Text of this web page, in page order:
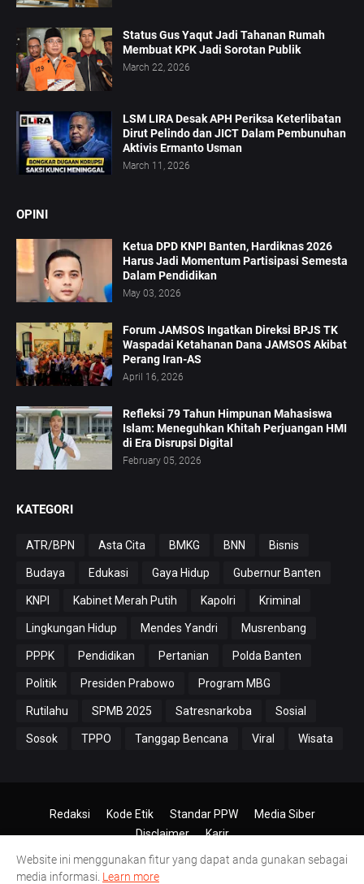
Status Gus Yaqut Jadi Tahanan Rumah
Membuat KPK Jadi Sorotan Publik
March 22, 2026
LSM LIRA Desak APH Periksa Keterlibatan
Dirut Pelindo dan JICT Dalam Pembunuhan
Aktivis Ermanto Usman
March 11, 2026
OPINI
Ketua DPD KNPI Banten, Hardiknas 2026
Harus Jadi Momentum Partisipasi Semesta
Dalam Pendidikan
May 03, 2026
Forum JAMSOS Ingatkan Direksi BPJS TK
Waspadai Ketahanan Dana JAMSOS Akibat
Perang Iran-AS
April 16, 2026
Refleksi 79 Tahun Himpunan Mahasiswa
Islam: Meneguhkan Khitah Perjuangan HMI
di Era Disrupsi Digital
February 05, 2026
KATEGORI
ATR/BPN Asta Cita BMKG BNN Bisnis
Budaya Edukasi Gaya Hidup Gubernur Banten
KNPI Kabinet Merah Putih Kapolri Kriminal
Lingkungan Hidup Mendes Yandri Musrenbang
PPPK Pendidikan Pertanian Polda Banten
Politik Presiden Prabowo Program MBG
Rutilahu SPMB 2025 Satresnarkoba Sosial
Sosok TPPO Tanggap Bencana Viral Wisata
© 2024-2026PT.Antero Inti Media
Redaksi Kode Etik Standar PPW
Media Siber
Disclaimer
Karir
Website ini menggunakan fitur yang dapat anda gunakan sebagai
media informasi. Learn more